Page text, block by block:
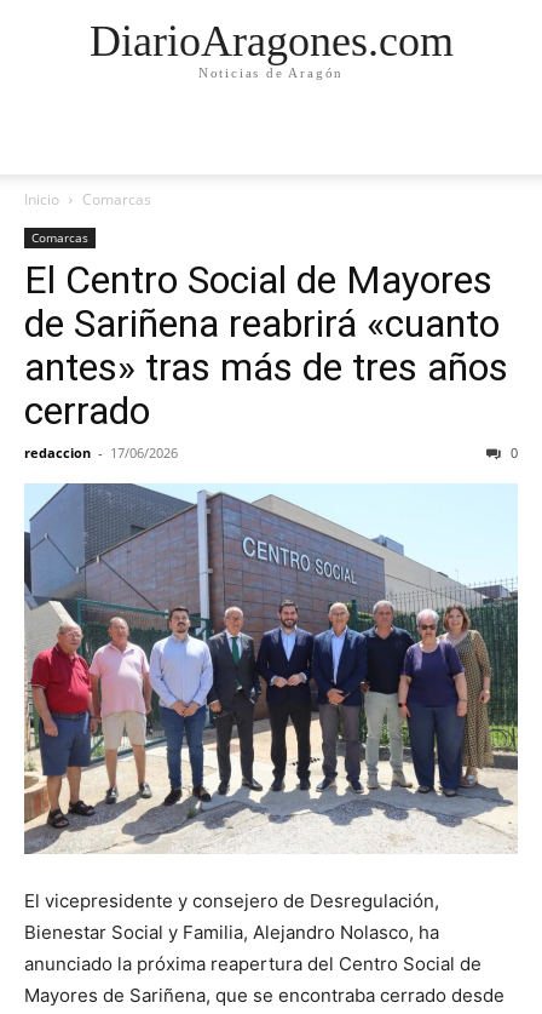
DiarioAragones.com
Noticias de Aragón
Inicio Comarcas
Comarcas
El Centro Social de Mayores
de Sariñena reabrirá «cuanto
antes» tras más de tres años
cerrado
redaccion - 17/06/2026 0
El vicepresidente y consejero de Desregulación,
Bienestar Social y Familia, Alejandro Nolasco, ha
anunciado la próxima reapertura del Centro Social de
Mayores de Sariñena, que se encontraba cerrado desde